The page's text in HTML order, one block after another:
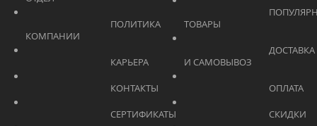
			    		КАРЬЕРА